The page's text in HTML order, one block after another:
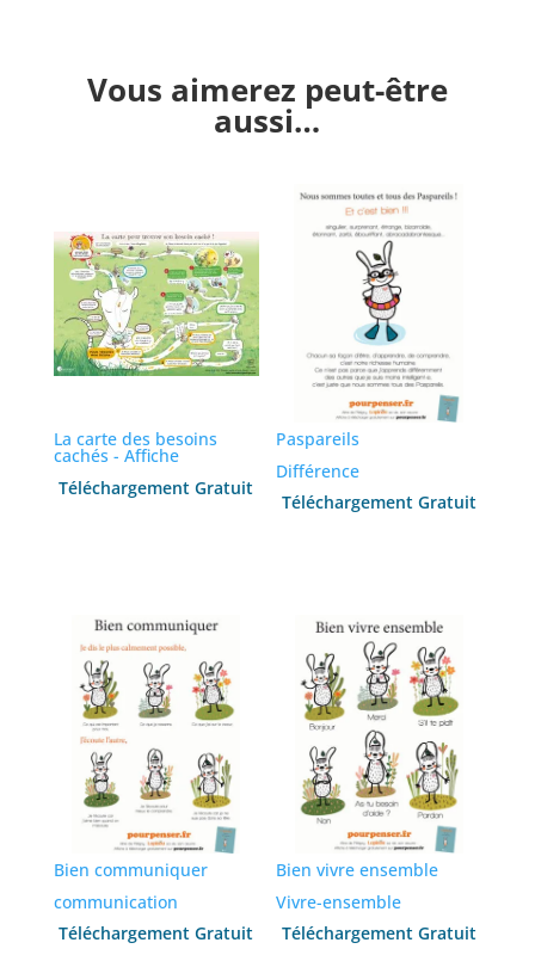
Vous aimerez peut-être
aussi…
La carte des besoins
cachés - Affiche
Téléchargement Gratuit
Paspareils
Différence
Téléchargement Gratuit
Bien communiquer
communication
Téléchargement Gratuit
Bien vivre ensemble
Vivre-ensemble
Téléchargement Gratuit